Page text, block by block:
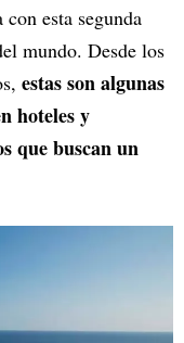
esta segunda
mundo. Desde los
estas son algunas
hoteles y
que buscan un